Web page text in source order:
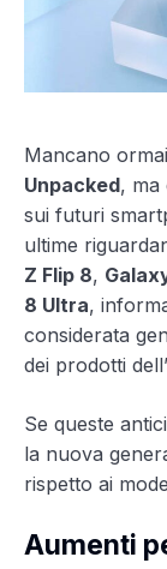
Mancano
Unpacked, ma
sui futuri
ultime
Z Flip 8,
8 Ultra,
considerata
dei prodotti
Se queste
la nuova
rispetto ai
Aumenti